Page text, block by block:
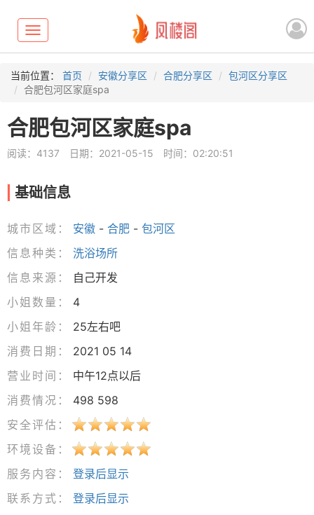
Toggle
navigation
当前位置： 首页 安徽分享区 合肥分享区
包河区分享区
合肥包河区家庭spa
合肥包河区家庭spa
阅读：4137 日期：2021-05-15 时间：02:20:51
基础信息
城市区域： 安徽 - 合肥 - 包河区
信息种类：
洗浴场所
信息来源：
自己开发
小姐数量：
4
小姐年龄：
25左右吧
消费日期：
2021 05 14
营业时间：
中午12点以后
消费情况：
498 598
安全评估：
环境设备：
服务内容：
登录后显示
联系方式：
登录后显示